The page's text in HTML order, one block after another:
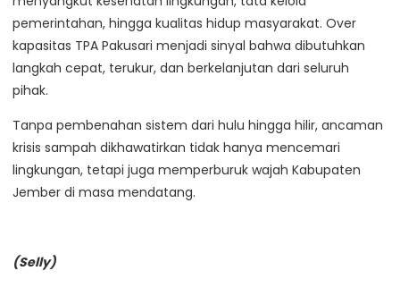
pemerintahan, hingga kualitas hidup masyarakat. Over
kapasitas TPA Pakusari menjadi sinyal bahwa dibutuhkan
langkah cepat, terukur, dan berkelanjutan dari seluruh
pihak.
Tanpa pembenahan sistem dari hulu hingga hilir, ancaman
krisis sampah dikhawatirkan tidak hanya mencemari
lingkungan, tetapi juga memperburuk wajah Kabupaten
Jember di masa mendatang.
(Selly)